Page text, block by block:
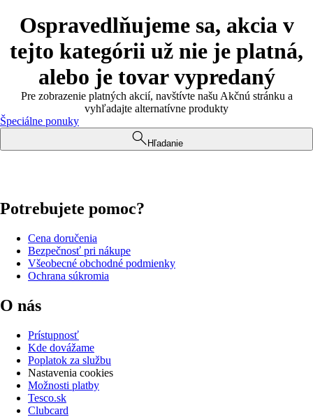
Ospravedlňujeme sa, akcia v
tejto kategórii už nie je platná,
alebo je tovar vypredaný
Pre zobrazenie platných akcií, navštívte našu Akčnú stránku a
vyhľadajte alternatívne produkty
Špeciálne ponuky
Hľadanie
Potrebujete pomoc?
Cena doručenia
Bezpečnosť pri nákupe
Všeobecné obchodné podmienky
Ochrana súkromia
O nás
Prístupnosť
Kde dovážame
Poplatok za službu
Nastavenia cookies
Možnosti platby
Tesco.sk
Clubcard